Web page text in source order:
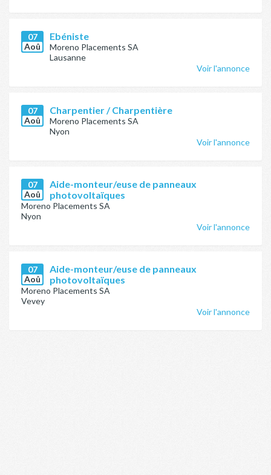
07
Aoû
Ebéniste
Moreno Placements SA
Lausanne
Voir l'annonce
07
Aoû
Charpentier / Charpentière
Moreno Placements SA
Nyon
Voir l'annonce
07
Aoû
Aide-monteur/euse de panneaux
photovoltaïques
Moreno Placements SA
Nyon
Voir l'annonce
07
Aoû
Aide-monteur/euse de panneaux
photovoltaïques
Moreno Placements SA
Vevey
Voir l'annonce